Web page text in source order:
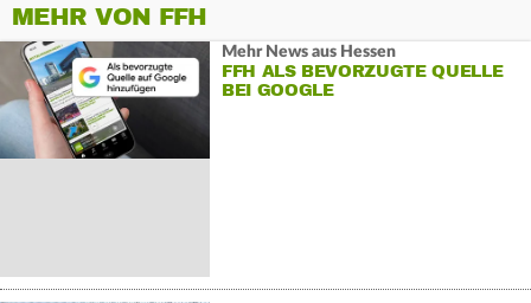
MEHR VON FFH
Mehr News aus Hessen
FFH ALS BEVORZUGTE QUELLE
BEI GOOGLE